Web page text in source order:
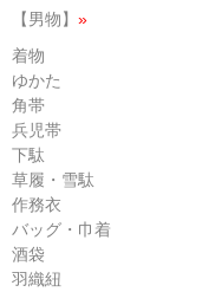
【男物】 »
着物
ゆかた
角帯
兵児帯
下駄
草履・雪駄
作務衣
バッグ・巾着
酒袋
羽織紐